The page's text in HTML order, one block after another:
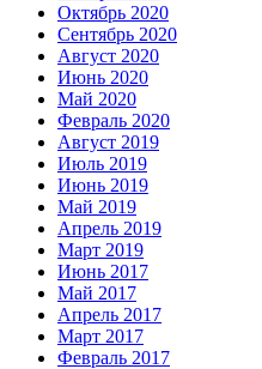
Октябрь 2020
Сентябрь 2020
Август 2020
Июнь 2020
Май 2020
Февраль 2020
Август 2019
Июль 2019
Июнь 2019
Май 2019
Апрель 2019
Март 2019
Июнь 2017
Май 2017
Апрель 2017
Март 2017
Февраль 2017